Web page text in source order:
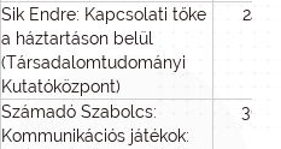
Sik Endre: Kapcsolati tőke
a háztartáson belül
(Társadalomtudományi
Kutatóközpont)
24
Számadó Szabolcs:
Kommunikációs játékok:
36